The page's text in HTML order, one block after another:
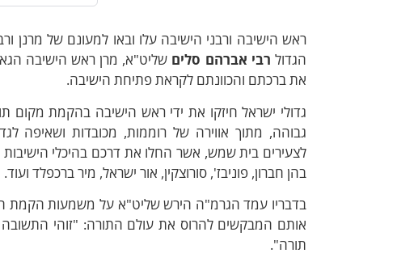
ראש הישיבה ורבני הישיבה עלו ובאו למעונם של מרנן
הגדול רבי אברהם סלים שליט"א, מרן ראש הישיבה
את ברכתם והכוונתם לקראת פתיחת הישיבה.
גדולי ישראל חיזקו את ידי ראש הישיבה בהקמת מקום
גבוהה, מתוך אווירה של רוממות, מכובדות ושאיפה
לצעירים בית שמש, אשר החלו את דרכם בהיכלי הישיבות
בהן חברון, פוניבז', סורוצקין, אור ישראל, מיר ברכפלד ועוד.
בדבריו עמד הגרמ"ה הירש שליט"א על משמעות הקמת
אותם המבקשים להרוס את עולם התורה: "זוהי
תורה".